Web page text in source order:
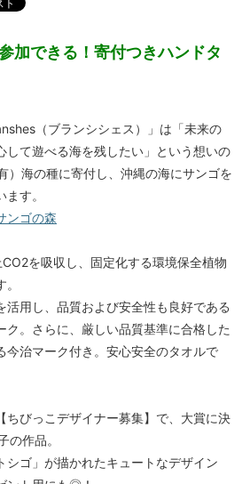
加できる！寄付つきハンドタ
（ブランシシェス）」は「未来の
して遊べる海を残したい」という想いの
）海の種に寄付し、沖縄の海にサンゴを
す。
ンゴの森
を吸収し、固定化する環境保全植物
活用し、品質および安全性も良好である
ク。さらに、厳しい品質基準に合格した
今治マーク付き。安心安全のタオルで
ちびっこデザイナー募集】で、大賞に決
の作品。
シゴ」が描かれたキュートなデザイン